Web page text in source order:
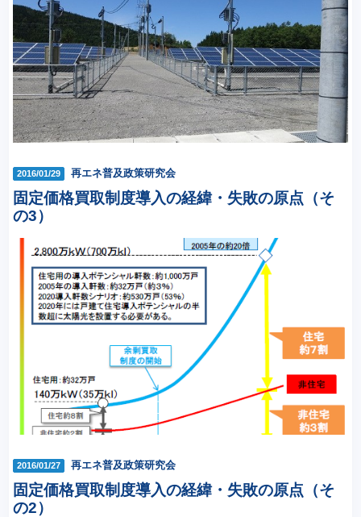
2016/01/29 再エネ普及政策研究会
固定価格買取制度導入の経緯・失敗の原点（そ
の3）
2016/01/27 再エネ普及政策研究会
固定価格買取制度導入の経緯・失敗の原点（そ
の2）